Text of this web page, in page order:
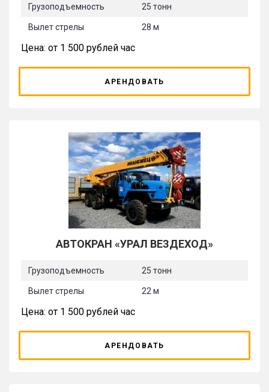
Грузоподъемность 25 тонн
Вылет стрелы 28 м
Цена: от 1 500 рублей час
АРЕНДОВАТЬ
АВТОКРАН «УРАЛ ВЕЗДЕХОД»
Грузоподъемность 25 тонн
Вылет стрелы 22 м
Цена: от 1 500 рублей час
АРЕНДОВАТЬ